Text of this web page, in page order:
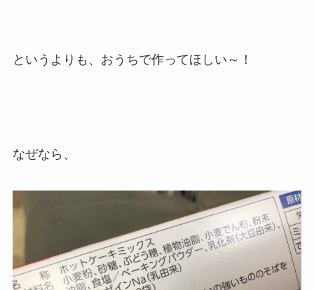
というよりも、おうちで作ってほしい～！
なぜなら、